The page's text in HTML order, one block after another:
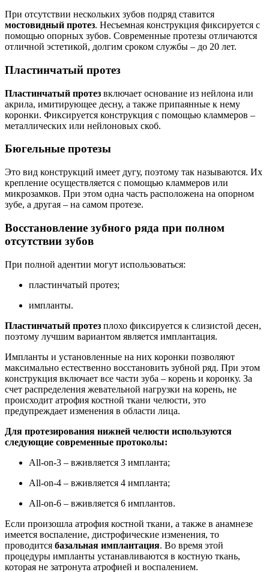
При отсутствии нескольких зубов подряд ставится
мостовидный протез. Несъемная конструкция фиксируется с
помощью опорных зубов. Современные протезы отличаются
отличной эстетикой, долгим сроком службы – до 20 лет.
Пластинчатый протез
Пластинчатый протез включает основание из нейлона или
акрила, имитирующее десну, а также припаянные к нему
коронки. Фиксируется конструкция с помощью кламмеров –
металлических или нейлоновых скоб.
Бюгельные протезы
Это вид конструкций имеет дугу, поэтому так называются. Их
крепление осуществляется с помощью кламмеров или
микрозамков. При этом одна часть расположена на опорном
зубе, а другая – на самом протезе.
Восстановление зубного ряда при полном
отсутствии зубов
При полной адентии могут использоваться:
пластинчатый протез;
импланты.
Пластинчатый протез плохо фиксируется к слизистой десен,
поэтому лучшим вариантом является имплантация.
Импланты и установленные на них коронки позволяют
максимально естественно восстановить зубной ряд. При этом
конструкция включает все части зуба – корень и коронку. За
счет распределения жевательной нагрузки на корень, не
происходит атрофия костной ткани челюсти, это
предупреждает изменения в области лица.
Для протезирования нижней челюсти используются
следующие современные протоколы:
All-on-3 – вживляется 3 импланта;
All-on-4 – вживляется 4 импланта;
All-on-6 – вживляется 6 имплантов.
Если произошла атрофия костной ткани, а также в анамнезе
имеется воспаление, дистрофические изменения, то
проводится базальная имплантация. Во время этой
процедуры импланты устанавливаются в костную ткань,
которая не затронута атрофией и воспалением.